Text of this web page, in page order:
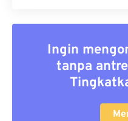
Ingin
tanpa